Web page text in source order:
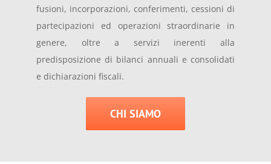
fusioni, incorporazioni, conferimenti, cessioni di
partecipazioni ed operazioni straordinarie in
genere, oltre a servizi inerenti alla
predisposizione di bilanci annuali e consolidati
e dichiarazioni fiscali.
CHI SIAMO